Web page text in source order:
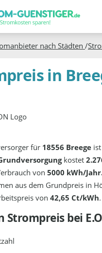
nach Städten /
in
für 18556 Breege ist
kostet
von5000 kWh/
aus dem Grundpreis in
von42,65 Ct/kWh.
Strompreis bei